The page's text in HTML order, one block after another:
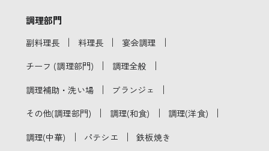
調理部門
副料理長 ｜ 料理長 ｜ 宴会調理 ｜
チーフ (調理部門) ｜ 調理全般 ｜
調理補助・洗い場 ｜ ブランジェ ｜
その他(調理部門) ｜ 調理(和食) ｜ 調理(洋食) ｜
調理(中華) ｜ パテシエ ｜ 鉄板焼き